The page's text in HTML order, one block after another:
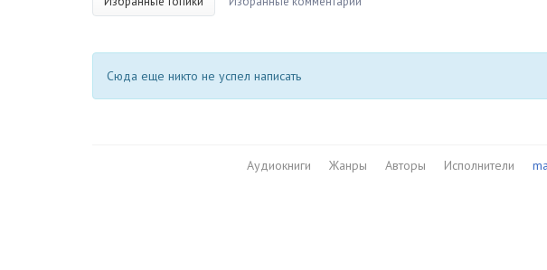
Сюда еще никто не успел написать
Аудиокниги Жанры Авторы Исполнители